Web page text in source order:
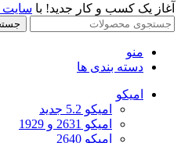
آغاز یک کسب و کار جدید! با سایت
منو
دسته بندی ها
امیکو
امیکو 5.2 جدید
امیکو 2631 و 1929
امیکو 2640